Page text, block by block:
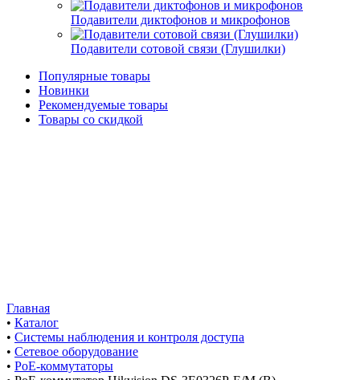
Подавители диктофонов и микрофонов
Подавители сотовой связи (Глушилки)
Популярные товары
Новинки
Рекомендуемые товары
Товары со скидкой
Главная
• Каталог
• Системы наблюдения и контроля доступа
• Сетевое оборудование
• PoE-коммутаторы